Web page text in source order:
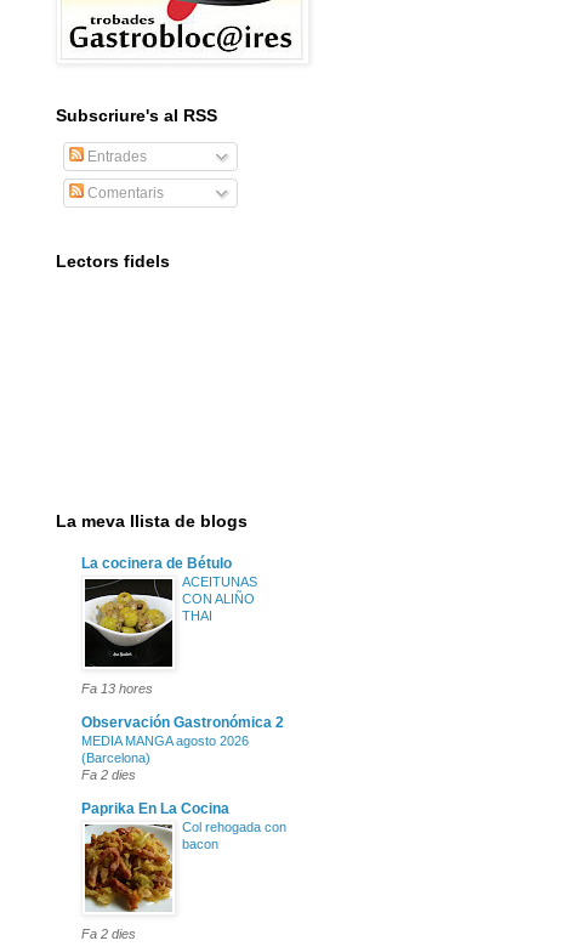
Subscriure's al RSS
Entrades
Comentaris
Lectors fidels
La meva llista de blogs
La cocinera de Bétulo
ACEITUNAS
CON ALIÑO
THAI
Fa 13 hores
Observación Gastronómica 2
MEDIA MANGA agosto 2026
(Barcelona)
Fa 2 dies
Paprika En La Cocina
Col rehogada con
bacon
Fa 2 dies